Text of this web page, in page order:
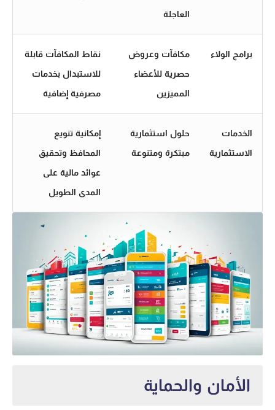
العاجلة
برامج الولاء
مكافآت وعروض
حصرية للأعضاء
المميزين
نقاط المكافآت قابلة
للاستبدال بخدمات
مصرفية إضافية
الخدمات
الاستثمارية
حلول استثمارية
مبتكرة ومتنوعة
إمكانية تنويع
المحافظ وتحقيق
عوائد مالية على
المدى الطويل
الأمان والحماية